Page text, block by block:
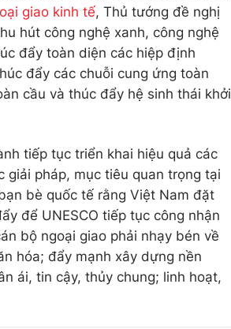
giao kinh tế, Thủ tướng đề nghị
hút công nghệ xanh, công nghệ
đẩy toàn diện các hiệp định
đẩy các chuỗi cung ứng toàn
cầu và thúc đẩy hệ sinh thái khởi
tiếp tục triển khai hiệu quả các
giải pháp, mục tiêu quan trọng tại
bè quốc tế rằng Việt Nam đặt
để UNESCO tiếp tục công nhận
bộ ngoại giao phải nhạy bén về
hóa; đẩy mạnh xây dựng nền
ái, tin cậy, thủy chung; linh hoạt,